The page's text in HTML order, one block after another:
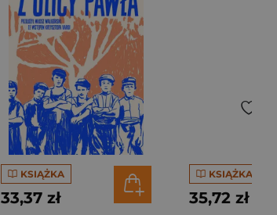
KSIĄŻKA
33,37 zł
KSIĄŻKA
35,72 zł